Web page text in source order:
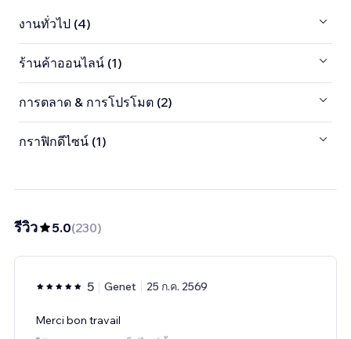
งานทั่วไป (4)
ร้านค้าออนไลน์ (1)
การตลาด & การโปรโมต (2)
กราฟิกดีไซน์ (1)
รีวิว 5.0(230)
5 Genet 25 ก.ค. 2569
Merci bon travail